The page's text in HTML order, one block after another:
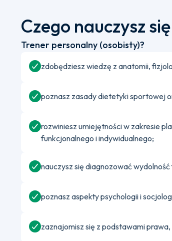
Czego nauczysz
Trener personalny (osobisty)?
zdobędziesz wiedzę z anatomii,
poznasz zasady dietetyki sportowej
rozwiniesz umiejętności w zakresie
funkcjonalnego i indywidualnego;
nauczysz się diagnozować
poznasz aspekty psychologii i
zaznajomisz się z podstawami